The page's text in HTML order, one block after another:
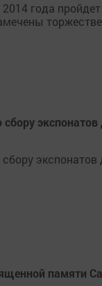
года
памяти